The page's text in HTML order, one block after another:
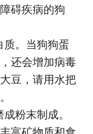
碍疾病的狗
。当狗狗蛋
还会增加病毒
豆，请用水把
粉末制成。